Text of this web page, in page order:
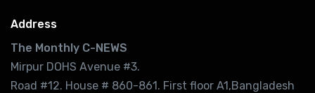
Address
The Monthly C-NEWS
Mirpur DOHS Avenue #3.
Road #12. House # 860-861. First floor A1,Bangladesh